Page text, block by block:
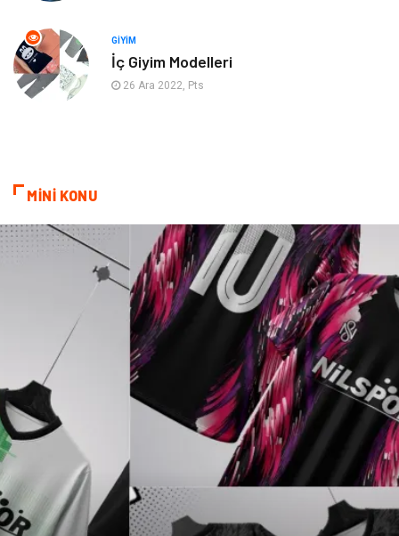
Nakliyat
Endüstriyel Ürünler
Dernekler ve Birlikler Pazarlama
Bakım
Markalar
Periyodik Kontrol Spor Malzemeleri
İthalat İhracat Kiralama Servisleri
Alüminyum Restaurant
GIYIM
İç Giyim Modelleri
26 Ara 2022, Pts
MİNİ KONU